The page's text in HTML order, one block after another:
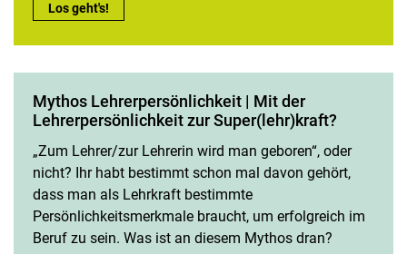
Mythos Das Lernen leicht machen | Der Zauber der
Los geht's!
Mythos Lehrerpersönlichkeit | Mit der
Lehrerpersönlichkeit zur Super(lehr)kraft?
„Zum Lehrer/zur Lehrerin wird man geboren“, oder
nicht? Ihr habt bestimmt schon mal davon gehört,
dass man als Lehrkraft bestimmte
Persönlichkeitsmerkmale braucht, um erfolgreich im
Beruf zu sein. Was ist an diesem Mythos dran?